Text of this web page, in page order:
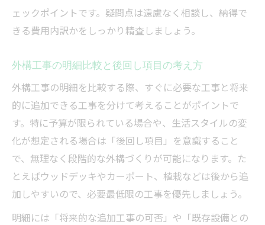
ェックポイントです。疑問点は遠慮なく相談し、納得で
きる費用内訳かをしっかり精査しましょう。
外構工事の明細比較と後回し項目の考え方
外構工事の明細を比較する際、すぐに必要な工事と将来
的に追加できる工事を分けて考えることがポイントで
す。特に予算が限られている場合や、生活スタイルの変
化が想定される場合は「後回し項目」を意識すること
で、無理なく段階的な外構づくりが可能になります。た
とえばウッドデッキやカーポート、植栽などは後から追
加しやすいので、必要最低限の工事を優先しましょう。
明細には「将来的な追加工事の可否」や「既存設備との